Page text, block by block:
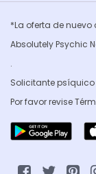
*La oferta de
Absolutely Psychic
.
Solicitante
Por favor revise